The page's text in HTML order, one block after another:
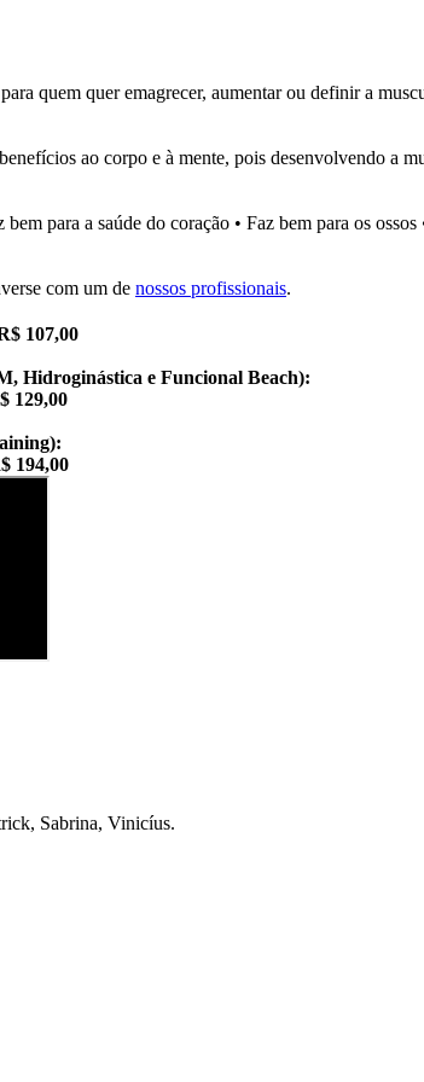
quem quer emagrecer, aumentar ou definir a
ao corpo e à mente, pois desenvolvendo a
para a saúde do coração • Faz bem para os
com um de nossos profissionais.
107,00
Hidroginástica e Funcional Beach):
129,00
194,00
Sabrina, Vinicíus.